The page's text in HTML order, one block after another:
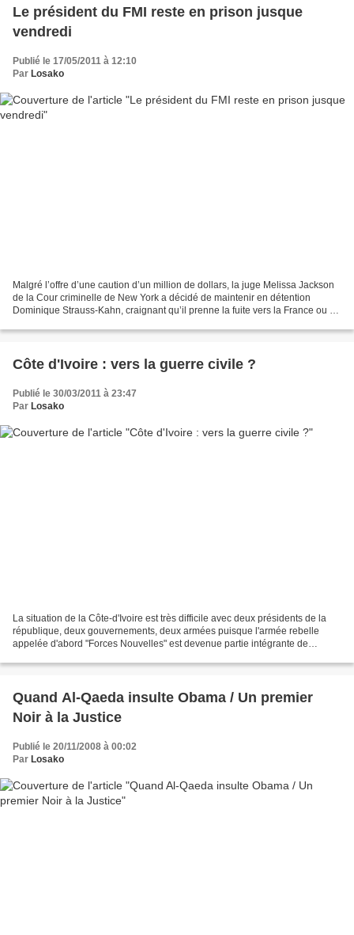
Le président du FMI reste en prison jusque
vendredi
Publié le 17/05/2011 à 12:10
Par Losako
Malgré l’offre d’une caution d’un million de dollars, la juge Melissa Jackson
de la Cour criminelle de New York a décidé de maintenir en détention
Dominique Strauss-Kahn, craignant qu’il prenne la fuite vers la France ou un
Côte d'Ivoire : vers la guerre civile ?
Publié le 30/03/2011 à 23:47
Par Losako
La situation de la Côte-d'Ivoire est très difficile avec deux présidents de la
république, deux gouvernements, deux armées puisque l'armée rebelle
appelée d'abord "Forces Nouvelles" est devenue partie intégrante de
Quand Al-Qaeda insulte Obama / Un premier
Noir à la Justice
Publié le 20/11/2008 à 00:02
Par Losako